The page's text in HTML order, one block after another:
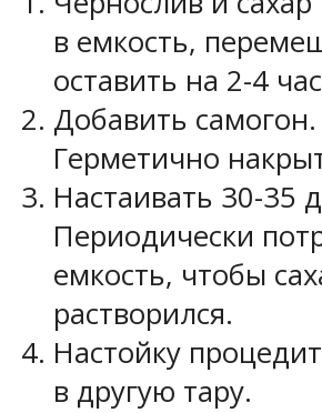
в емкость,
оставить на 2-4
Добавить самогон.
Герметично
Настаивать 30-35
Периодически
емкость, чтобы
растворился.
Настойку
в другую тару.